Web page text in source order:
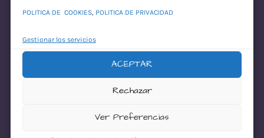
POLITICA DE COOKIES, POLITICA DE PRIVACIDAD
Gestionar los servicios
ACEPTAR
Rechazar
Ver Preferencias
¡Disculpa este
desastre! Estamos